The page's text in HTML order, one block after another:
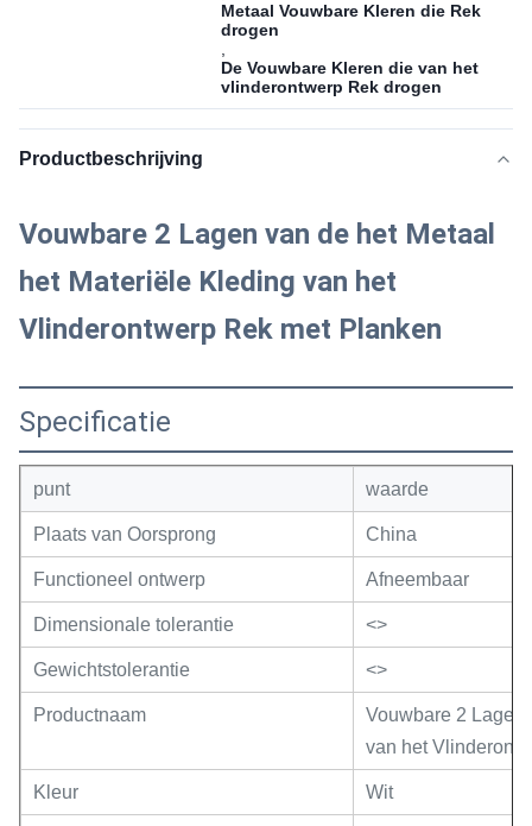
Metaal Vouwbare Kleren die Rek
drogen
De Vouwbare Kleren die van het
vlinderontwerp Rek drogen
Productbeschrijving
Vouwbare 2 Lagen van de het Metaal
het Materiële Kleding van het
Vlinderontwerp Rek met Planken
Specificatie
punt waarde
Plaats van Oorsprong China
Functioneel ontwerp Afneembaar
Dimensionale tolerantie <>
Gewichtstolerantie <>
Productnaam
Vouwbare 2 Lagen
van het
Kleur Wit